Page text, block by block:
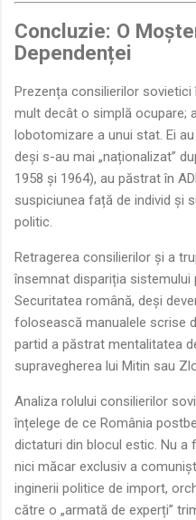
Concluzie: O
Dependenței
Prezența consilierilor
mult decât o simplă ocupare;
lobotomizare a unui stat. Ei
deși s-au mai „naționalizat”
1958 și 1964), au păstrat în
suspiciunea față de individ și
politic.
Retragerea consilierilor și a
însemnat dispariția sistemului
Securitatea română, deși
folosească manualele scrise
partid a păstrat mentalitatea
supravegherea lui Mitin sau
Analiza rolului consilierilor
înțelege de ce România
dictaturi din blocul estic. Nu a
nici măcar exclusiv a
inginerii politice de import,
către o „armată de experți”